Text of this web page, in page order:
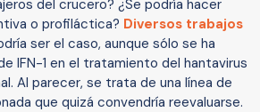
del crucero? ¿Se podría hacer
o profiláctica? Diversos trabajos
ser el caso, aunque sólo se ha
IFN-1 en el tratamiento del hantavirus
Al parecer, se trata de una línea de
que quizá convendría reevaluarse.